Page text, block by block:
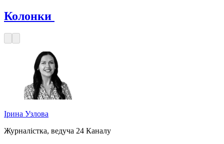
Колонки
Ірина Узлова
Журналістка, ведуча 24 Каналу